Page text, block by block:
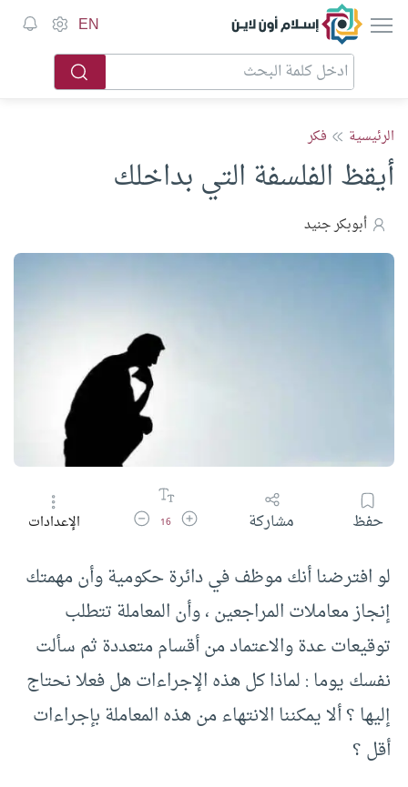
إسلام أون لاين EN
الرئيسية فكر
أيقظ الفلسفة التي بداخلك
أبوبكر جنيد
حفظ مشاركة زيادة حجم الخط
16 تقليل حجم الخطالإعدادات
لو افترضنا أنك موظف في دائرة حكومية وأن مهمتك
إنجاز معاملات المراجعين ، وأن المعاملة تتطلب
توقيعات عدة والاعتماد من أقسام متعددة ثم سألت
نفسك يوما : لماذا كل هذه الإجراءات هل فعلا نحتاج
إليها ؟ ألا يمكننا الانتهاء من هذه المعاملة بإجراءات
أقل ؟